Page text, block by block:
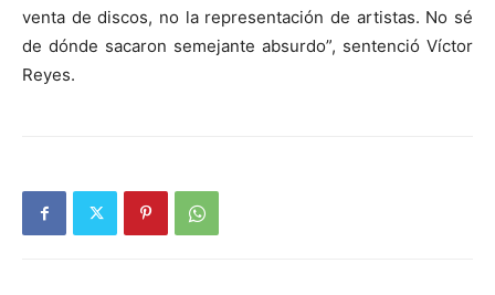
venta de discos, no la representación de artistas. No sé
de dónde sacaron semejante absurdo”, sentenció Víctor
Reyes.